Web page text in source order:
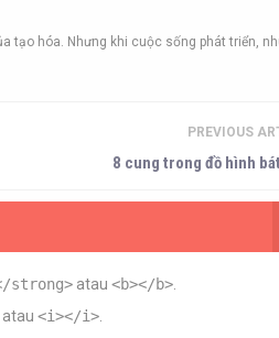
tạo hóa. Nhưng khi cuộc sống phát triển,
PREVIOUS
8 cung trong đồ hình
strong> atau <b></b>
atau <i></i>